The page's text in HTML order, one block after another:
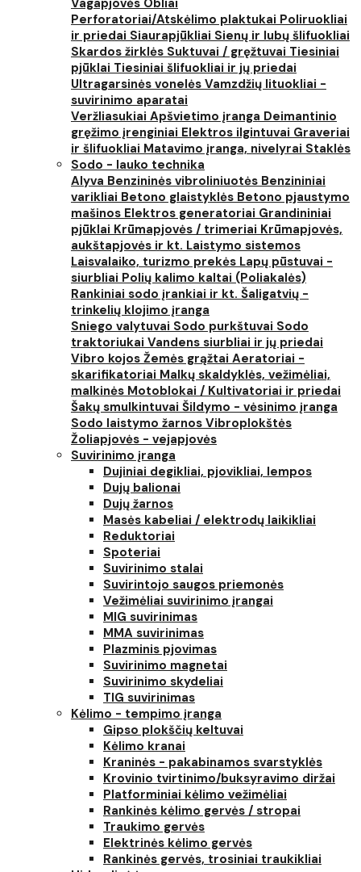
Vagapjovės Obliai
Perforatoriai/Atskėlimo plaktukai Poliruokliai
ir priedai Siaurapjūkliai Sienų ir lubų šlifuokliai
Skardos žirklės Suktuvai / gręžtuvai Tiesiniai
pjūklai Tiesiniai šlifuokliai ir jų priedai
Ultragarsinės vonelės Vamzdžių lituokliai -
suvirinimo aparatai
Veržliasukiai Apšvietimo įranga Deimantinio
gręžimo įrenginiai Elektros ilgintuvai Graveriai
ir šlifuokliai Matavimo įranga, nivelyrai Staklės
Sodo - lauko technika
Alyva Benzininės vibroliniuotės Benzininiai
varikliai Betono glaistyklės Betono pjaustymo
mašinos Elektros generatoriai Grandininiai
pjūklai Krūmapjovės / trimeriai Krūmapjovės,
aukštapjovės ir kt. Laistymo sistemos
Laisvalaiko, turizmo prekės Lapų pūstuvai -
siurbliai Polių kalimo kaltai (Poliakalės)
Rankiniai sodo įrankiai ir kt. Šaligatvių -
trinkelių klojimo įranga
Sniego valytuvai Sodo purkštuvai Sodo
traktoriukai Vandens siurbliai ir jų priedai
Vibro kojos Žemės grąžtai Aeratoriai -
skarifikatoriai Malkų skaldyklės, vežimėliai,
malkinės Motoblokai / Kultivatoriai ir priedai
Šakų smulkintuvai Šildymo - vėsinimo įranga
Sodo laistymo žarnos Vibroplokštės
Žoliapjovės - vejapjovės
Suvirinimo įranga
Dujiniai degikliai, pjovikliai, lempos
Dujų balionai
Dujų žarnos
Masės kabeliai / elektrodų laikikliai
Reduktoriai
Spoteriai
Suvirinimo stalai
Suvirintojo saugos priemonės
Vežimėliai suvirinimo įrangai
MIG suvirinimas
MMA suvirinimas
Plazminis pjovimas
Suvirinimo magnetai
Suvirinimo skydeliai
TIG suvirinimas
Kėlimo - tempimo įranga
Gipso plokščių keltuvai
Kėlimo kranai
Kraninės - pakabinamos svarstyklės
Krovinio tvirtinimo/buksyravimo diržai
Platforminiai kėlimo vežimėliai
Rankinės kėlimo gervės / stropai
Traukimo gervės
Elektrinės kėlimo gervės
Rankinės gervės, trosiniai traukikliai